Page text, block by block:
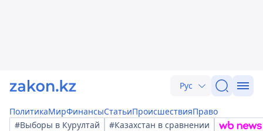
Рус
ПолитикаМирФинансыСтатьиПроисшествияПраво
#Выборы в Курултай
#Казахстан в сравнении